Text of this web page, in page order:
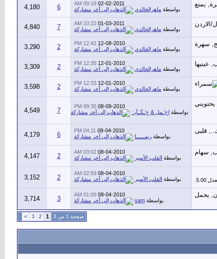
02-02-2011
09:19 AM
بواسطة ماهرالخالدي 6
4,180
01-03-2011
10:22 AM
بواسطة ماهرالخالدي 7
4,840
12-08-2010
12:42 PM
بواسطة ماهرالخالدي 2
3,290
12-01-2010
12:35 PM
بواسطة ماهرالخالدي 2
3,309
12-01-2010
12:33 PM
بواسطة ماهرالخالدي 2
3,598
08-09-2010
09:35 PM
بواسطة اج’ـمل & ح’ـكَــآيہَ 7
4,549
08-04-2010
04:11 PM
بواسطة ريمــــــا 6
4,179
08-04-2010
03:02 AM
بواسطة القلب الأسير 2
4,147
08-04-2010
02:59 AM
بواسطة القلب الأسير 2
3,152
08-04-2010
01:09 AM
بواسطة sam
3
3,714
صفحة 1 من 3 1
2
3
>